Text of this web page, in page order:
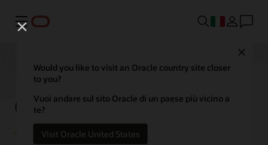
Menu
Would you like to visit an Oracle country site closer
to you?
Vuoi andare sul sito Oracle di un paese più vicino a
te?
Visit Oracle United States
Oracle Blockchain